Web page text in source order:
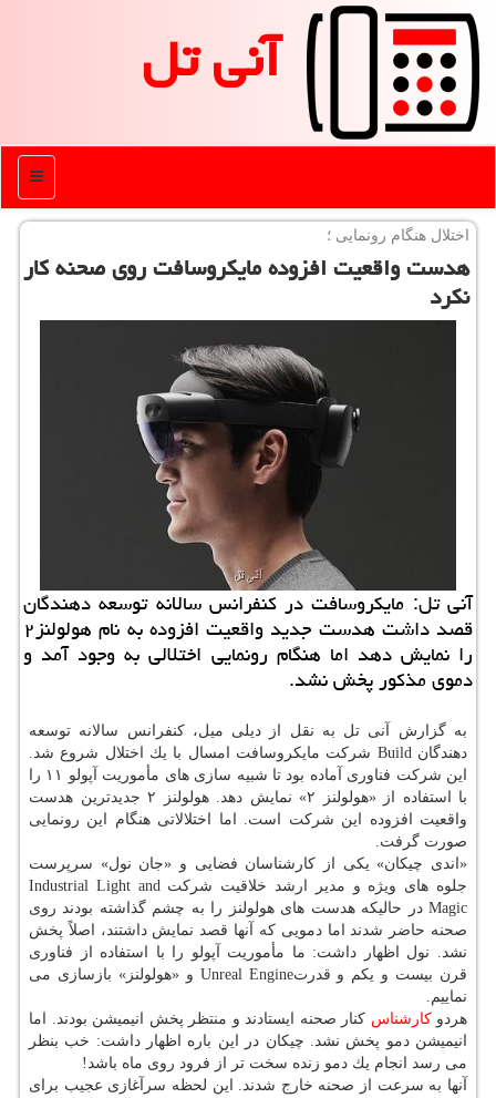
آنی تل
منو
اختلال هنگام رونمایی ؛
هدست واقعیت افزوده مایكروسافت روی صحنه كار
نكرد
آنی تل: مایكروسافت در كنفرانس سالانه توسعه دهندگان
قصد داشت هدست جدید واقعیت افزوده به نام هولولنز۲
را نمایش دهد اما هنگام رونمایی اختلالی به وجود آمد و
دموی مذكور پخش نشد.
به گزارش آنی تل به نقل از دیلی میل، كنفرانس سالانه توسعه
دهندگان Build شركت مایكروسافت امسال با یك اختلال شروع شد.
این شركت فناوری آماده بود تا شبیه سازی های مأموریت آپولو ۱۱ را
با استفاده از «هولولنز ۲» نمایش دهد. هولولنز ۲ جدیدترین هدست
واقعیت افزوده این شركت است. اما اختلالاتی هنگام این رونمایی
صورت گرفت.
«اندی چیكان» یكی از كارشناسان فضایی و «جان نول» سرپرست
جلوه های ویژه و مدیر ارشد خلاقیت شركت Industrial Light and
Magic در حالیكه هدست های هولولنز را به چشم گذاشته بودند روی
صحنه حاضر شدند اما دمویی كه آنها قصد نمایش داشتند، اصلاً پخش
نشد. نول اظهار داشت: ما مأموریت آپولو را با استفاده از فناوری
قرن بیست و یكم و قدرتUnreal Engine و «هولولنز» بازسازی می
نماییم.
هردوكارشناس كنار صحنه ایستادند و منتظر پخش انیمیشن بودند. اما
انیمیشن دمو پخش نشد. چیكان در این باره اظهار داشت: خب بنظر
می رسد انجام یك دمو زنده سخت تر از فرود روی ماه باشد!
آنها به سرعت از صحنه خارج شدند. این لحظه سرآغازی عجیب برای